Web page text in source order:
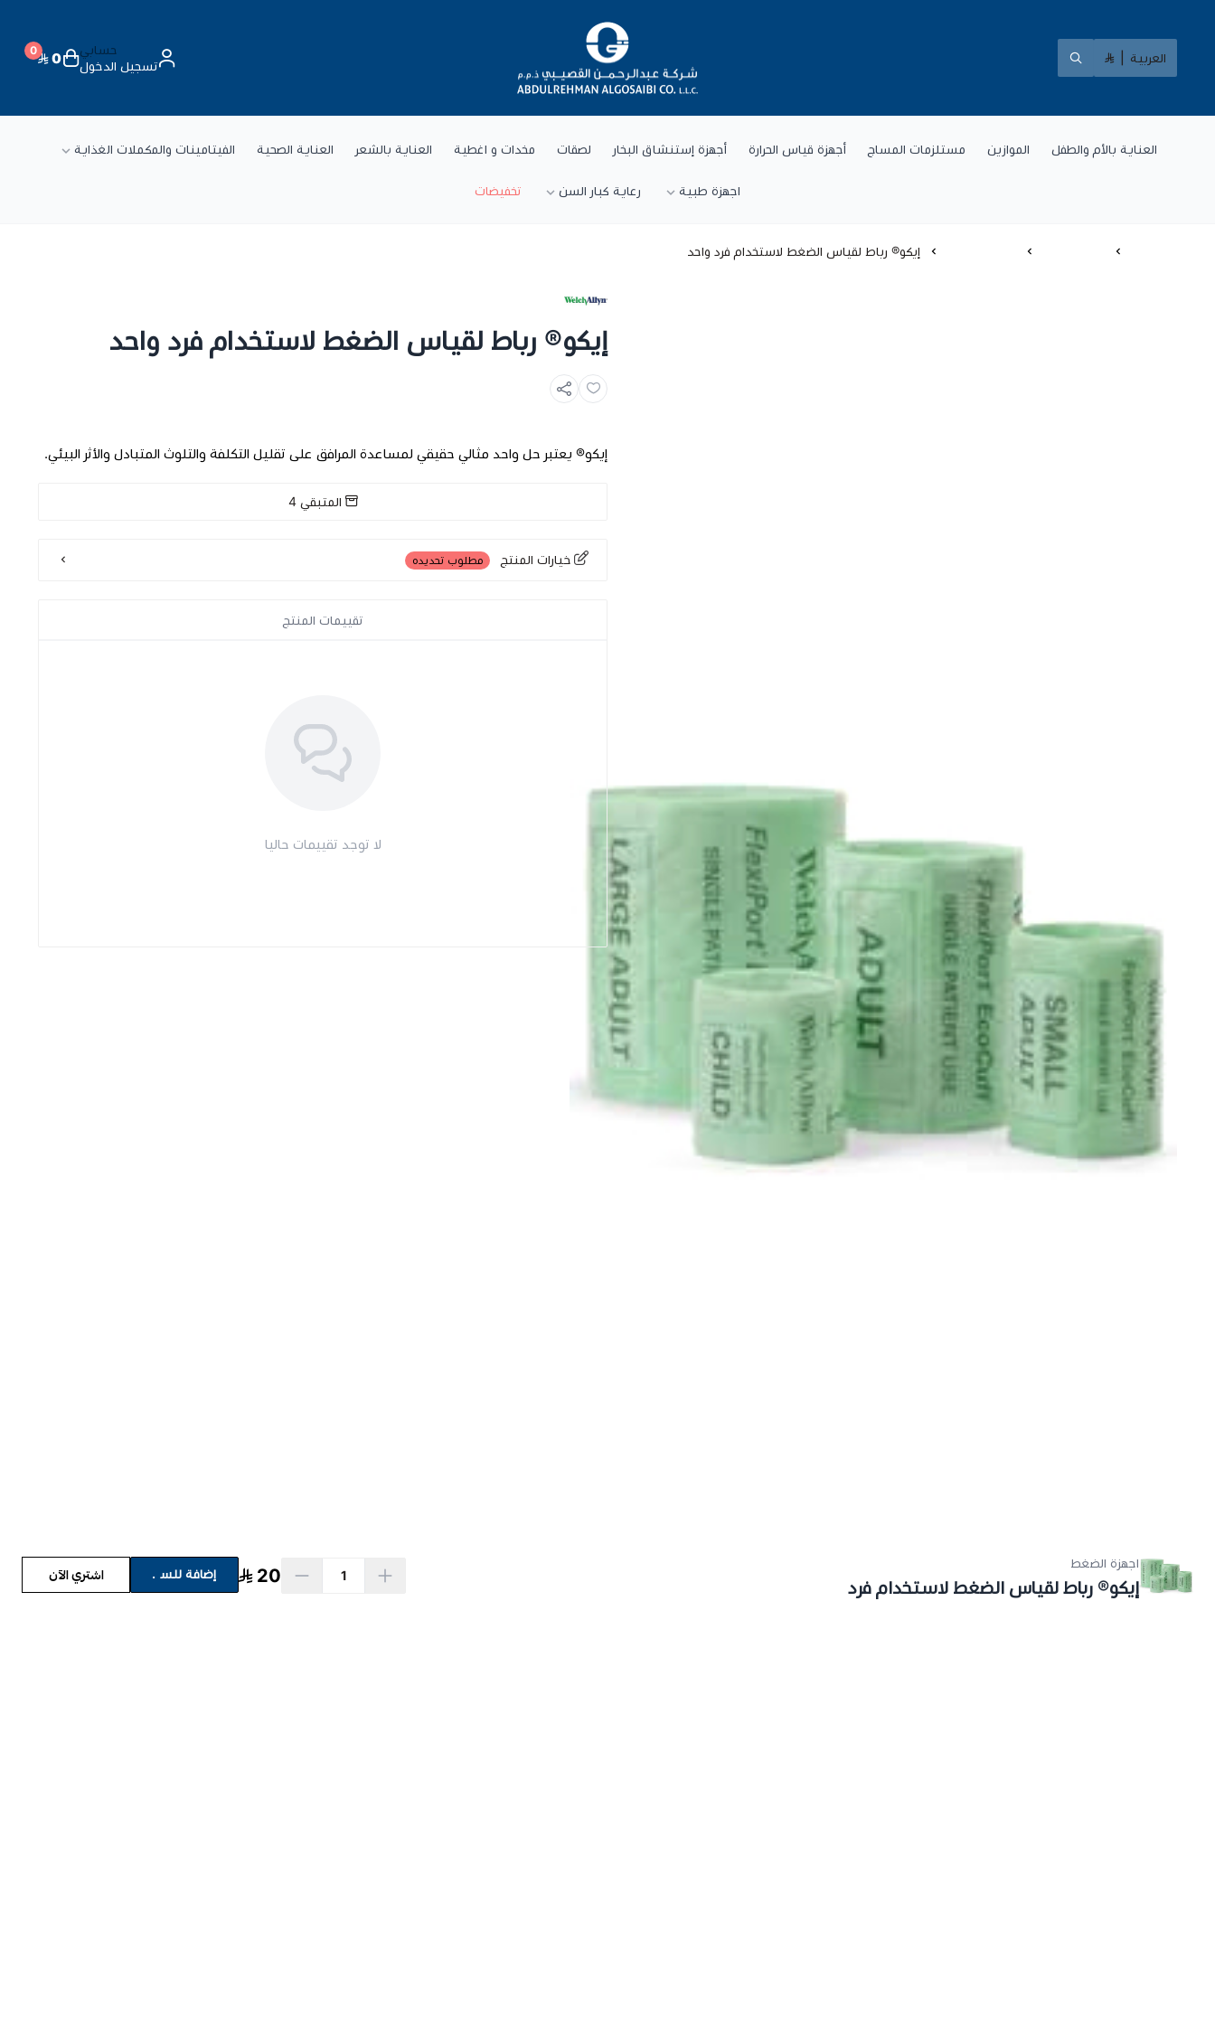
العربية
شركة عبد الرحمن القصيبي للتجارة العامة
حسابي
تسجيل الدخول
0
0
العناية بالأم والطفل الموازين مستلزمات المساج أجهزة قياس الحرارة أجهزة إستنشاق البخار لصقات مخدات و اغطية العناية بالشعر العناية الصحية الفيتامينات والمكملات الغذاية
اجهزة طبية رعاية كبار السن تخفيضات
إيكو® رباط لقياس الضغط لاستخدام فرد واحد
إيكو® رباط لقياس الضغط لاستخدام فرد واحد
إيكو® يعتبر حل واحد مثالي حقيقي لمساعدة المرافق على تقليل التكلفة والتلوث المتبادل والأثر البيئي.
المتبقي4
خيارات المنتج مطلوب تحديده
SIZE
*
اختر
اشتري الآن
اجهزة الضغط
إيكو® رباط لقياس الضغط لاستخدام فرد
20 إضافة للسلة اشتري الآن
تقييمات المنتج
لا توجد تقييمات حاليا